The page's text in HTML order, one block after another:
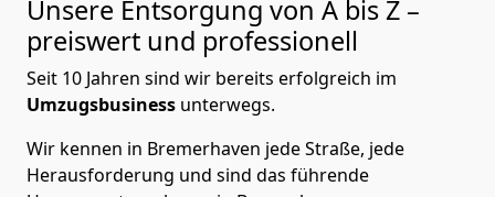
Unsere Entsorgung von A bis Z –
preiswert und professionell
Seit 10 Jahren sind wir bereits erfolgreich im
Umzugsbusiness unterwegs.
Wir kennen in Bremer­haven jede Straße, jede
Herausforderung und sind das führende